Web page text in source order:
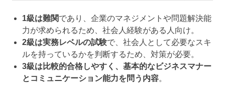
1級は難関であり、企業のマネジメントや問題解決能
力が求められるため、社会人経験がある人向け。
2級は実務レベルの試験で、社会人として必要なスキ
ルを持っているかを判断するため、対策が必要。
3級は比較的合格しやすく、基本的なビジネスマナー
とコミュニケーション能力を問う内容。